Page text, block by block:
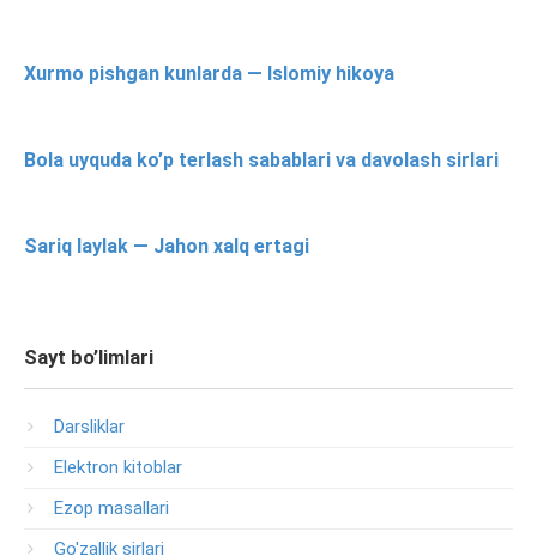
Xurmo pishgan kunlarda — Islomiy hikoya
Bola uyquda ko’p terlash sabablari va davolash sirlari
Sariq laylak — Jahon xalq ertagi
Sayt bo’limlari
Darsliklar
Elektron kitoblar
Ezop masallari
Go'zallik sirlari